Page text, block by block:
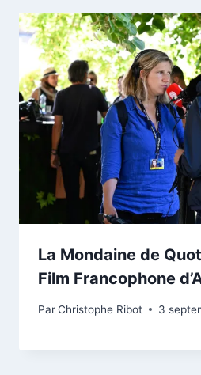
La Mondaine de
Film Francophone
ParChristophe Ribot 3